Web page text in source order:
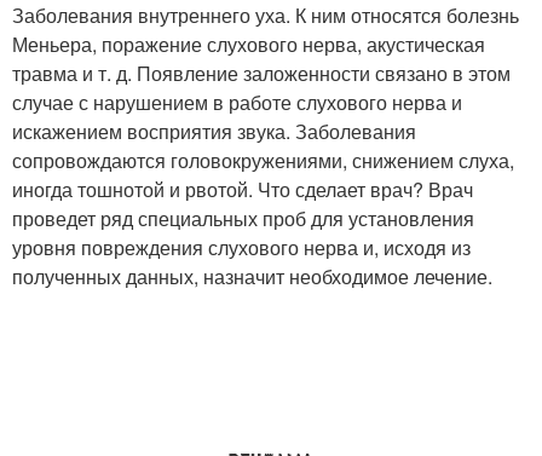
Заболевания внутреннего уха. К ним относятся болезнь
Меньера, поражение слухового нерва, акустическая
травма и т. д. Появление заложенности связано в этом
случае с нарушением в работе слухового нерва и
искажением восприятия звука. Заболевания
сопровождаются головокружениями, снижением слуха,
иногда тошнотой и рвотой. Что сделает врач? Врач
проведет ряд специальных проб для установления
уровня повреждения слухового нерва и, исходя из
полученных данных, назначит необходимое лечение.